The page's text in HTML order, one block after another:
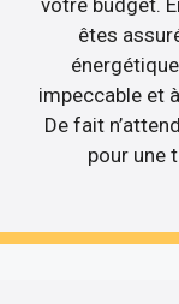
votre budget.
êtes
impeccable et
De fait
pour une